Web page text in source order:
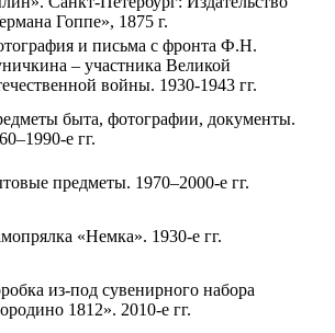
Гоппе», 1875 г.
и письма с фронта Ф.Н.
– участника Великой
войны. 1930-1943 гг.
быта, фотографии, документы.
е гг.
предметы. 1970–2000-е гг.
«Немка». 1930-е гг.
из-под сувенирного набора
1812». 2010-е гг.